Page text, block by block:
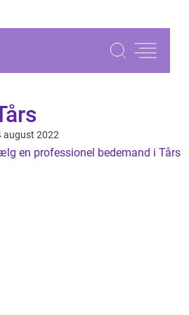
august 2022
en professionel bedemand i Tårs